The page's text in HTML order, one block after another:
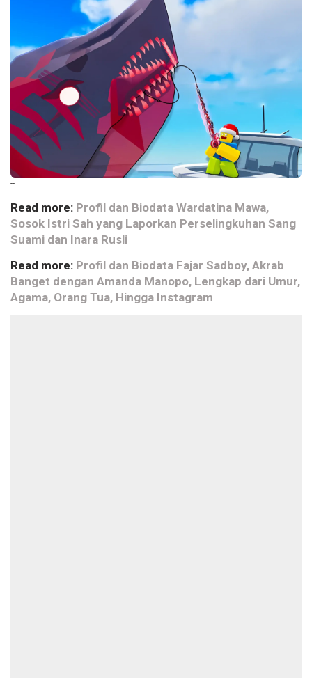
--
Read more: Profil dan Biodata Wardatina Mawa,
Sosok Istri Sah yang Laporkan Perselingkuhan Sang
Suami dan Inara Rusli
Read more: Profil dan Biodata Fajar Sadboy, Akrab
Banget dengan Amanda Manopo, Lengkap dari Umur,
Agama, Orang Tua, Hingga Instagram